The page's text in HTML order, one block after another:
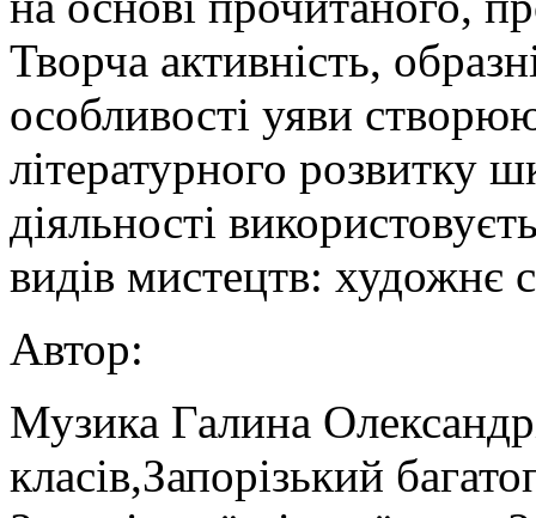
Творча активність,
особливості уяви
літературного розвитку
діяльності
видів мистецтв: художнє
Автор:
Музика Галина
класів,Запорізький